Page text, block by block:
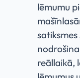
lēmumu
reāllaikā,